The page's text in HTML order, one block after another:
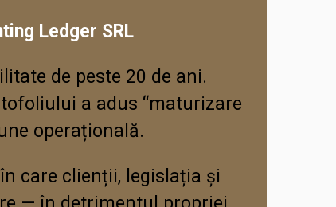
Ledger SRL
de peste 20 de ani.
a adus “maturizare
operațională.
care clienții, legislația și